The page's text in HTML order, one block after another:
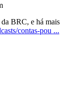
BRC, e há mais
contas-pou ...